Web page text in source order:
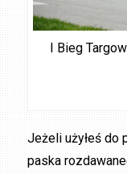
I Bieg
Jeżeli użyłeś do
paska